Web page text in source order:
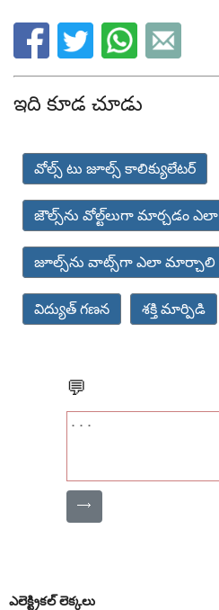
ఇది కూడ చూడు
వోల్స్ టు జూల్స్ కాలిక్యులేటర్
జౌల్స్‌ను వోల్ట్‌లుగా మార్చడం ఎలా
జూల్స్‌ను వాట్స్‌గా ఎలా మార్చాలి
విద్యుత్ గణన శక్తి మార్పిడి
💬
⟶
ఎలెక్ట్రికల్ లెక్కలు